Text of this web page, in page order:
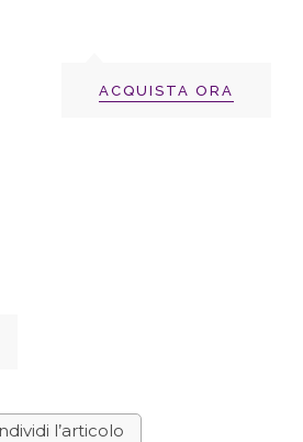
ACQUISTA ORA
l’articolo